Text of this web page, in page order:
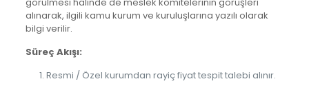
alınarak, ilgili kamu kurum ve kuruluşlarına yazılı olarak
bilgi verilir.
Süreç Akışı:
Resmi / Özel kurumdan rayiç fiyat tespit talebi alınır.